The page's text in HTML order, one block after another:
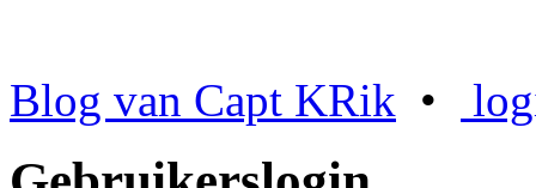
Blog van Capt KRik •